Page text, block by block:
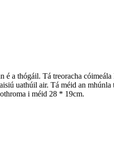
a thógáil. Tá treoracha cóimeála
uathúil air. Tá méid an mhúnla
i méid 28 * 19cm.